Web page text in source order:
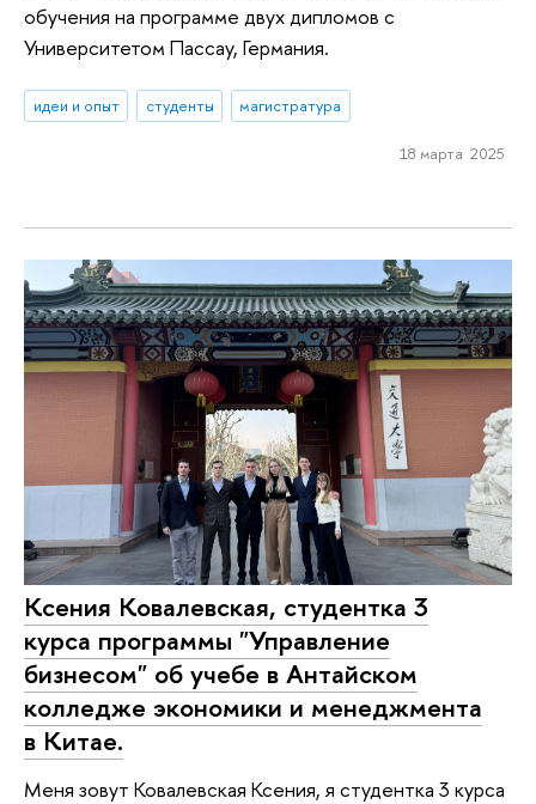
обучения на программе двух дипломов с
Университетом Пассау, Германия.
идеи и опыт студенты магистратура
18 марта 2025
Ксения Ковалевская, студентка 3
курса программы "Управление
бизнесом" об учебе в Антайском
колледже экономики и менеджмента
в Китае.
Меня зовут Ковалевская Ксения, я студентка 3 курса